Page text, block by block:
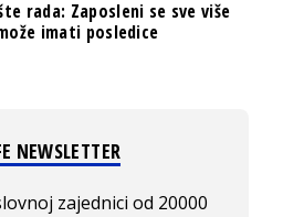
rada: Zaposleni se sve više
imati posledice
NEWSLETTER
zajednici od 20000